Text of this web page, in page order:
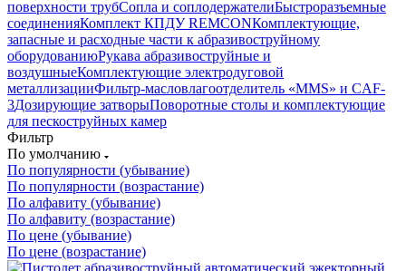
поверхности трубСопла и соплодержателиБыстроразъемные
соединенияКомплект КПДУ REMCONКомплектующие,
запасные и расходные части к абразивоструйному
оборудованиюРукава абразивоструйные и
воздушныеКомплектующие электродуговой
металлизацииФильтр-масловлагоотделитель «MMS» и CAF-
3Дозирующие затворыПоворотные столы и комплектующие
для пескоструйных камер
Фильтр
По умолчанию
По популярности (убывание)
По популярности (возрастание)
По алфавиту (убывание)
По алфавиту (возрастание)
По цене (убывание)
По цене (возрастание)